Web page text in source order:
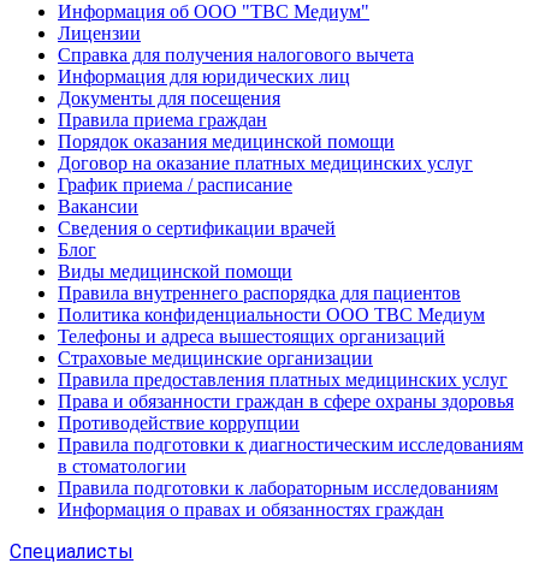
Информация об ООО "ТВС Медиум"
Лицензии
Справка для получения налогового вычета
Информация для юридических лиц
Документы для посещения
Правила приема граждан
Порядок оказания медицинской помощи
Договор на оказание платных медицинских услуг
График приема / расписание
Вакансии
Сведения о сертификации врачей
Блог
Виды медицинской помощи
Правила внутреннего распорядка для пациентов
Политика конфиденциальности ООО ТВС Медиум
Телефоны и адреса вышестоящих организаций
Страховые медицинские организации
Правила предоставления платных медицинских услуг
Права и обязанности граждан в сфере охраны здоровья
Противодействие коррупции
Правила подготовки к диагностическим исследованиям
в стоматологии
Правила подготовки к лабораторным исследованиям
Информация о правах и обязанностях граждан
Специалисты